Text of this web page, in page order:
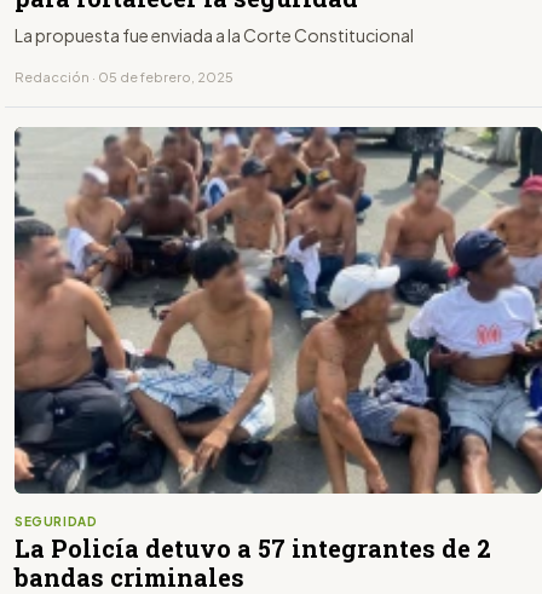
La propuesta fue enviada a la Corte Constitucional
Redacción · 05 de febrero, 2025
SEGURIDAD
La Policía detuvo a 57 integrantes de 2
bandas criminales